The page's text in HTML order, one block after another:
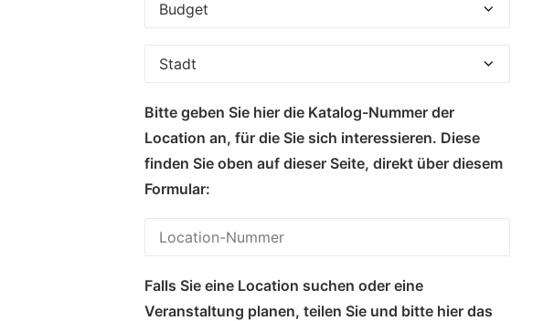
Bitte geben Sie hier die Katalog-Nummer der
Location an, für die Sie sich interessieren. Diese
finden Sie oben auf dieser Seite, direkt über diesem
Formular:
Falls Sie eine Location suchen oder eine
Veranstaltung planen, teilen Sie und bitte hier das